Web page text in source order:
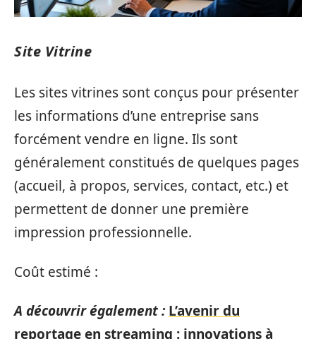
Site Vitrine
Les sites vitrines sont conçus pour présenter
les informations d’une entreprise sans
forcément vendre en ligne. Ils sont
généralement constitués de quelques pages
(accueil, à propos, services, contact, etc.) et
permettent de donner une première
impression professionnelle.
Coût estimé :
A découvrir également : L’avenir du
reportage en streaming : innovations à